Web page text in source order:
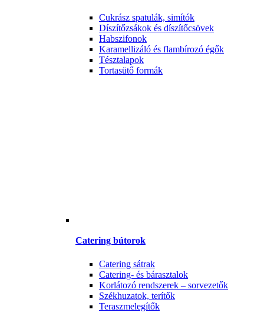
Cukrász spatulák, simítók
Díszítőzsákok és díszítőcsövek
Habszifonok
Karamellizáló és flambírozó égők
Tésztalapok
Tortasütő formák
Catering bútorok
Catering sátrak
Catering- és bárasztalok
Korlátozó rendszerek – sorvezetők
Székhuzatok, terítők
Teraszmelegítők